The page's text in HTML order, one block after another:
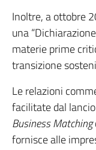
Inoltre, a ottobre
una
materie prime
transizione
Le relazioni
facilitate dal
Business Matching
fornisce alle